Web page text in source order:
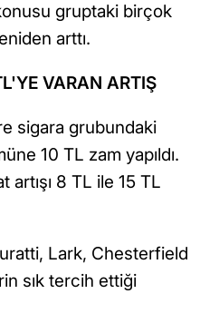
gruptaki birçok
arttı.
VARAN ARTIŞ
sigara grubundaki
10 TL zam yapıldı.
artışı 8 TL ile 15 TL
Lark, Chesterfield
sık tercih ettiği